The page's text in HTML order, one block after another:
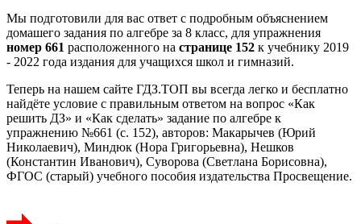
Мы подготовили для вас ответ c подробным объяснением
домашего задания по алгебре за 8 класс, для упражнения
номер 661 расположенного на странице 152 к учебнику 2019
- 2022 года издания для учащихся школ и гимназий.
Теперь на нашем сайте ГДЗ.ТОП вы всегда легко и бесплатно
найдёте условие с правильным ответом на вопрос «Как
решить ДЗ» и «Как сделать» задание по алгебре к
упражнению №661 (с. 152), авторов: Макарычев (Юрий
Николаевич), Миндюк (Нора Григорьевна), Нешков
(Константин Иванович), Суворова (Светлана Борисовна),
ФГОС (старый) учебного пособия издательства Просвещение.